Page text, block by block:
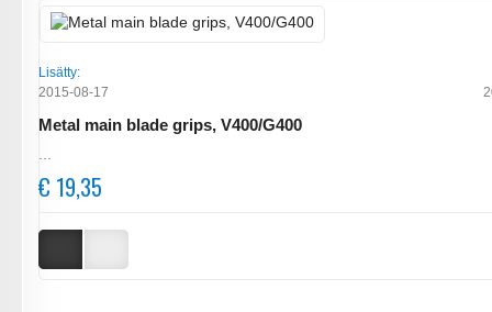
Lisätty:
2015-08-17
Metal main blade grips, V400/G400
€ 19,35